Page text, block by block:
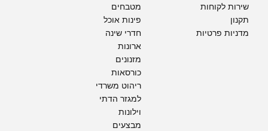
שירות לקוחות
תקנון
מדניות פרטיות
מטבחים
פינות אוכל
חדרי שינה
ארונות
מזנונים
כורסאות
ריהוט משרדי
למגזר הדתי
וילונות
מבצעים